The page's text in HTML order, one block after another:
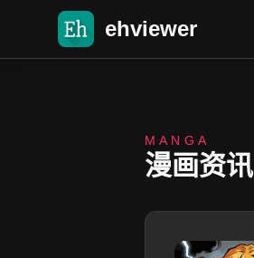
ehviewer
MANGA
漫画资讯